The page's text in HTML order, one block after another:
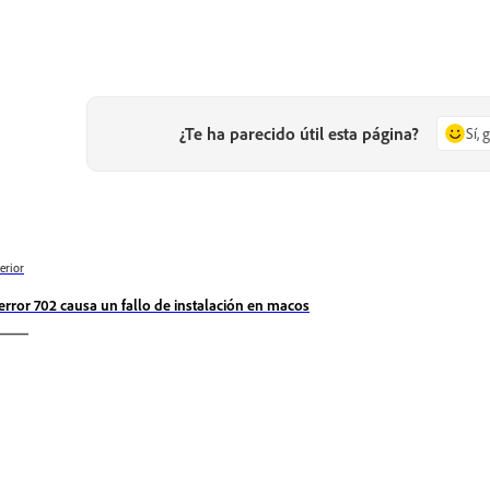
¿Te ha parecido útil esta página? Sí,
702 causa un fallo de instalación en macos